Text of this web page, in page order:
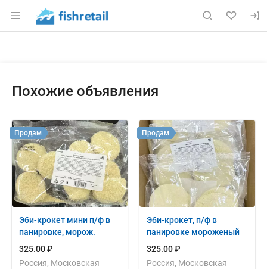
Раздел навигации по сайту fishretail.ru
Похожие объявления
Эби-крокет мини п/ф в
панировке, морож.
325.00 ₽
Россия, Московская
Продам
Эби-крокет, п/ф в
панировке мороженый
325.00 ₽
Россия, Московская
Продам